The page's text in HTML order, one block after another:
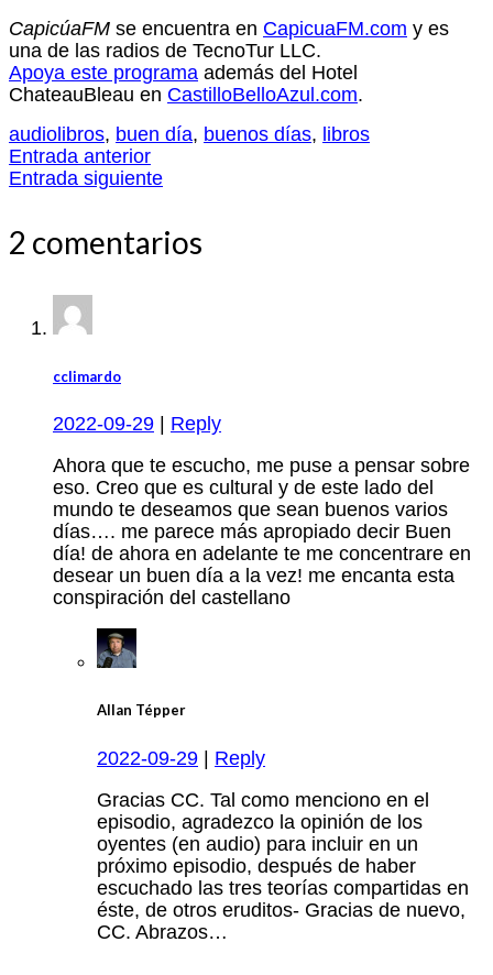
CapicúaFM se encuentra en CapicuaFM.com y es
una de las radios de TecnoTur LLC.
Apoya este programa además del Hotel
ChateauBleau en CastilloBelloAzul.com.
audiolibros, buen día, buenos días, libros
Entrada anterior
Entrada siguiente
2 comentarios
cclimardo
2022-09-29
Reply
Ahora que te escucho, me puse a pensar sobre
eso. Creo que es cultural y de este lado del
mundo te deseamos que sean buenos varios
días…. me parece más apropiado decir Buen
día! de ahora en adelante te me concentrare en
desear un buen día a la vez! me encanta esta
conspiración del castellano
Allan Tépper
2022-09-29 | Reply
Gracias CC. Tal como menciono en el
episodio, agradezco la opinión de los
oyentes (en audio) para incluir en un
próximo episodio, después de haber
escuchado las tres teorías compartidas en
éste, de otros eruditos- Gracias de nuevo,
CC. Abrazos…